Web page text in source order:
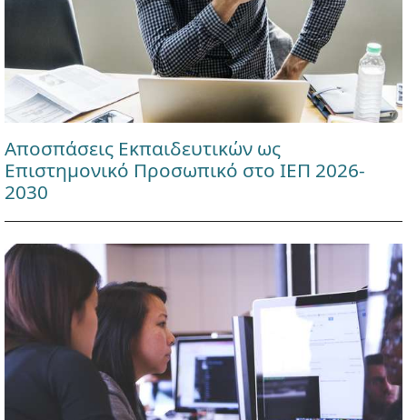
Αποσπάσεις Εκπαιδευτικών ως
Επιστημονικό Προσωπικό στο ΙΕΠ 2026-
2030